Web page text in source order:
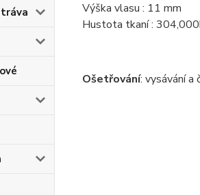
tráva
Výška vlasu : 11 mm
Hustota tkaní :
Ošetřování: vysávání a